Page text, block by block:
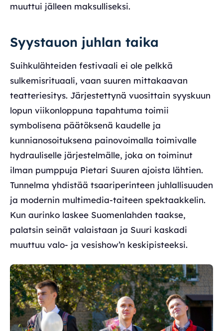
muuttui jälleen maksulliseksi.
Syystauon juhlan taika
Suihkulähteiden festivaali ei ole pelkkä
sulkemisrituaali, vaan suuren mittakaavan
teatteriesitys. Järjestettynä vuosittain syyskuun
lopun viikonloppuna tapahtuma toimii
symbolisena päätöksenä kaudelle ja
kunnianosoituksena painovoimalla toimivalle
hydrauliselle järjestelmälle, joka on toiminut
ilman pumppuja Pietari Suuren ajoista lähtien.
Tunnelma yhdistää tsaariperinteen juhlallisuuden
ja modernin multimedia-taiteen spektaakkelin.
Kun aurinko laskee Suomenlahden taakse,
palatsin seinät valaistaan ja Suuri kaskadi
muuttuu valo- ja vesishow’n keskipisteeksi.